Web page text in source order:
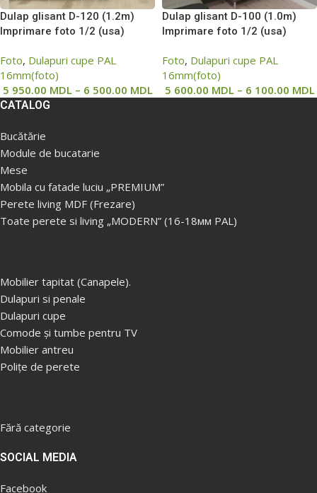
Dulap glisant D-120 (1.2m)
Imprimare foto 1/2 (usa)
Foto, Dulapuri cupe PAL
16mm(foto)
5 950.00 MDL – 6 500.00 MDL
Dulap glisant D-100 (1.0m)
Imprimare foto 1/2 (usa)
Foto, Dulapuri cupe PAL
16mm(foto)
5 600.00 MDL – 6 100.00 MDL
CATALOG
Bucătărie
Module de bucatarie
Mese
Mobila cu fatade luciu „PREMIUM”
Perete living MDF (Frezare)
Toate perete si living „MODERN” (16-18мм PAL)
Mobilier tapitat (Canapele).
Dulapuri si penale
Dulapuri cupe
Comode și tumbe pentru TV
Mobilier antreu
Polițe de perete
Fără categorie
SOCIAL MEDIA
Facebook